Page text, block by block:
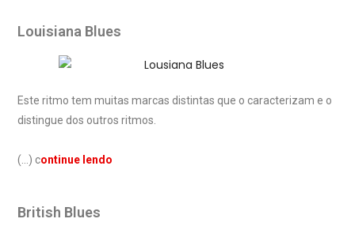
Louisiana Blues
Este ritmo tem muitas marcas distintas que o caracterizam e o
distingue dos outros ritmos.
(…) continue lendo
British Blues